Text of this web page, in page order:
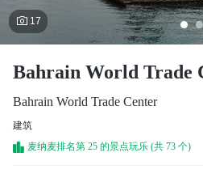
 17
Bahrain World Trade
Bahrain World Trade Center
建筑
麦纳麦排名第 25 的景点玩乐 (共 73 个)